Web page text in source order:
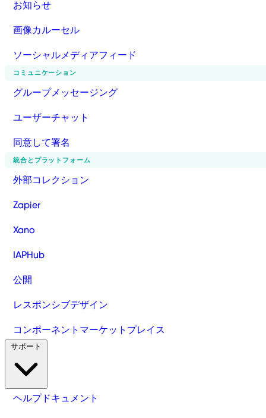
お知らせ
画像カルーセル
ソーシャルメディアフィード
コミュニケーション
グループメッセージング
ユーザーチャット
同意して署名
統合とプラットフォーム
外部コレクション
Zapier
Xano
IAPHub
公開
レスポンシブデザイン
コンポーネントマーケットプレイス
ヘルプドキュメント